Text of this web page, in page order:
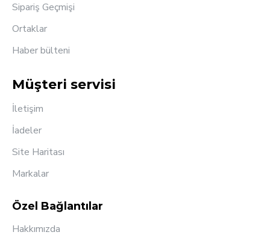
Sipariş Geçmişi
Ortaklar
Haber bülteni
Müşteri servisi
İletişim
İadeler
Site Haritası
Markalar
Özel Bağlantılar
Hakkımızda